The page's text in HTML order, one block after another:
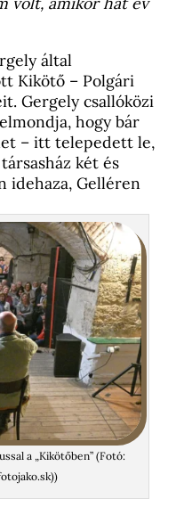
által
Kikötő – Polgári
Gergely csallóközi
hogy bár
– itt telepedett le,
két és
idehaza, Gelléren
a „Kikötőben” (Fotó: